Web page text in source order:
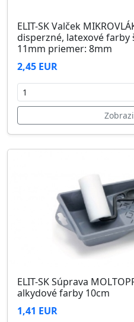
ELIT-SK Valček
disperzné, latexové farby
11mm priemer: 8mm
2,45 EUR
ELIT-SK Súprava
alkydové farby 10cm
1,41 EUR